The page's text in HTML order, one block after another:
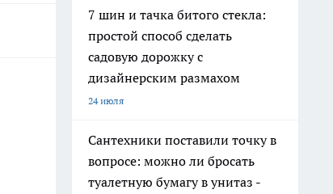
7 шин и тачка битого стекла:
простой способ сделать
садовую дорожку с
дизайнерским размахом
24 июля
Сантехники поставили точку в
вопросе: можно ли бросать
туалетную бумагу в унитаз -